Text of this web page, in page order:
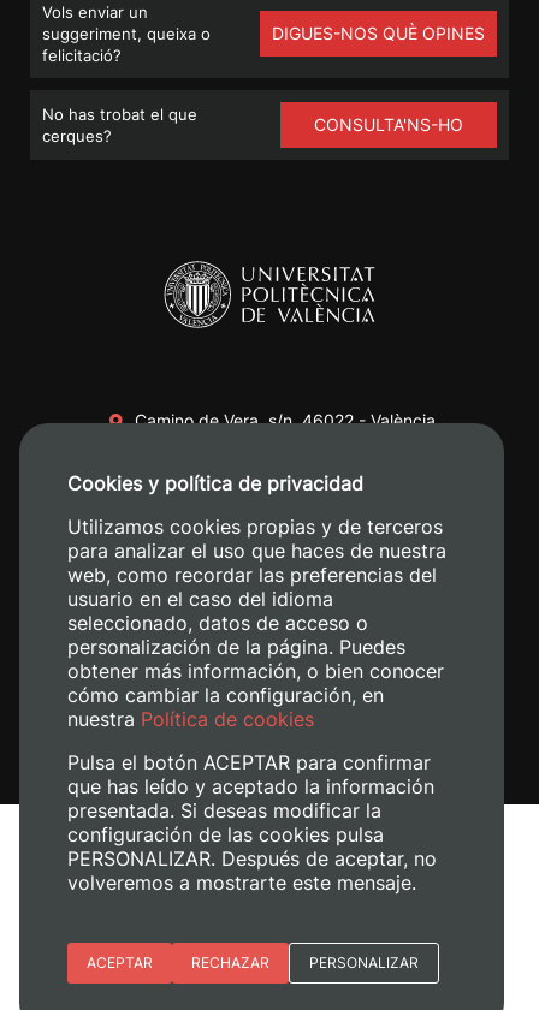
Vols enviar un
suggeriment, queixa o
felicitació?
DIGUES-NOS QUÈ OPINES
No has trobat el que
cerques?
CONSULTA'NS-HO
Camino de Vera, s/n. 46022 - València
+34 620 04 00 50
Avís legal
Política de cookies
Gestiona les galetes
Cookies y política de privacidad
Utilizamos cookies propias y de terceros
para analizar el uso que haces de nuestra
web, como recordar las preferencias del
usuario en el caso del idioma
seleccionado, datos de acceso o
personalización de la página. Puedes
obtener más información, o bien conocer
cómo cambiar la configuración, en
nuestra Política de cookies
Pulsa el botón ACEPTAR para confirmar
que has leído y aceptado la información
presentada. Si deseas modificar la
configuración de las cookies pulsa
PERSONALIZAR. Después de aceptar, no
volveremos a mostrarte este mensaje.
Esenciales
ACEPTAR RECHAZAR PERSONALIZAR